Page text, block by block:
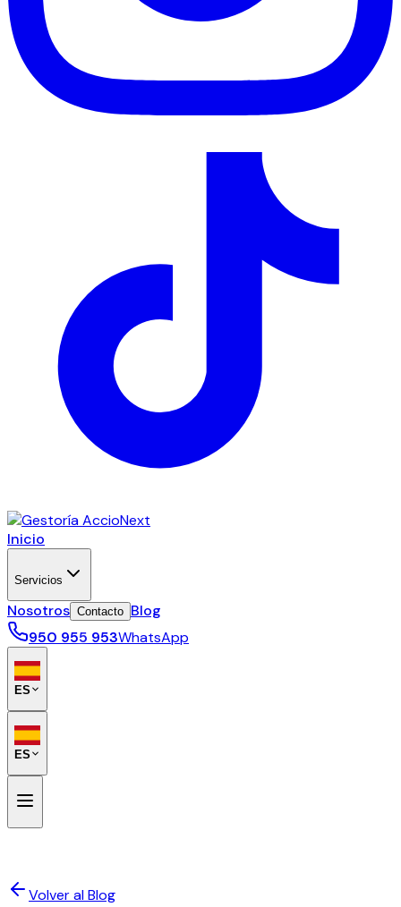
Inicio
Servicios
Nosotros Contacto Blog
950 955 953WhatsApp
ES
ES
Volver al Blog